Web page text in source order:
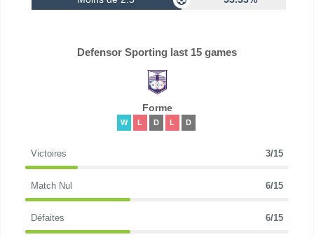
Defensor Sporting last 15 games
Forme
W L D L D
Victoires 3/15
Match Nul 6/15
Défaites 6/15